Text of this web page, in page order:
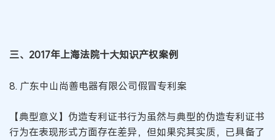
三、2017年上海法院十大知识产权案例
8. 广东中山尚善电器有限公司假冒专利案
【典型意义】伪造专利证书行为虽然与典型的伪造专利证书
行为在表现形式方面存在差异，但如果究其实质，已具备了